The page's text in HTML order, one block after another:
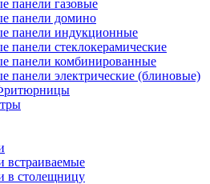
панели газовые
панели домино
панели индукционные
панели стеклокерамические
панели комбинированные
панели электрические (блиновые)
встраиваемые
в столещницу